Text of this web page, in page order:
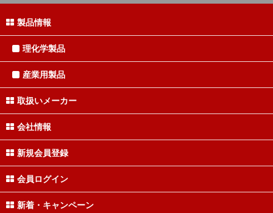
製品情報
理化学製品
産業用製品
取扱いメーカー
会社情報
新規会員登録
会員ログイン
新着・キャンペーン